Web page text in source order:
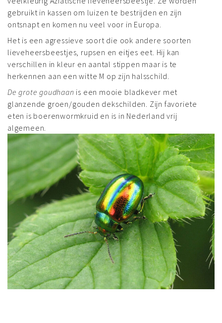
gebruikt in kassen om luizen te bestrijden en zijn
ontsnapt en komen nu veel voor in Europa.
Het is een agressieve soort die ook andere soorten
lieveheersbeestjes, rupsen en eitjes eet. Hij kan
verschillen in kleur en aantal stippen maar is te
herkennen aan een witte M op zijn halsschild.
De grote goudhaan is een mooie bladkever met
glanzende groen/gouden dekschilden. Zijn favoriete
eten is boerenwormkruid en is in Nederland vrij
algemeen.